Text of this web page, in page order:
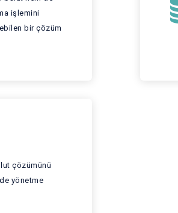
işlemini
bir çözüm
çözümünü
yönetme